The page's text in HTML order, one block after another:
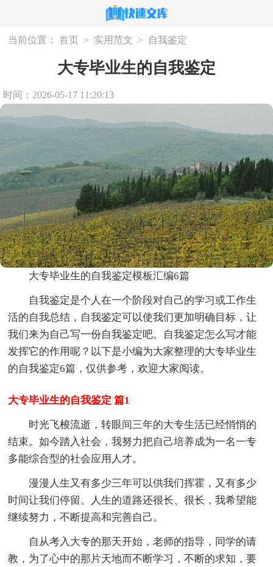
当前位置： 首页 > 实用范文 > 自我鉴定
大专毕业生的自我鉴定
时间：2026-05-17 11:20:13
大专毕业生的自我鉴定模板汇编6篇
自我鉴定是个人在一个阶段对自己的学习或工作生
活的自我总结，自我鉴定可以使我们更加明确目标，让
我们来为自己写一份自我鉴定吧。自我鉴定怎么写才能
发挥它的作用呢？以下是小编为大家整理的大专毕业生
的自我鉴定6篇，仅供参考，欢迎大家阅读。
大专毕业生的自我鉴定 篇1
时光飞梭流逝，转眼间三年的大专生活已经悄悄的
结束。如今踏入社会，我努力把自己培养成为一名一专
多能综合型的社会应用人才。
漫漫人生又有多少三年可以供我们挥霍，又有多少
时间让我们停留。人生的道路还很长、很长，我希望能
继续努力，不断提高和完善自己。
自从考入大专的那天开始，老师的指导，同学的请
教，为了心中的那片天地而不断学习，不断的求知，要